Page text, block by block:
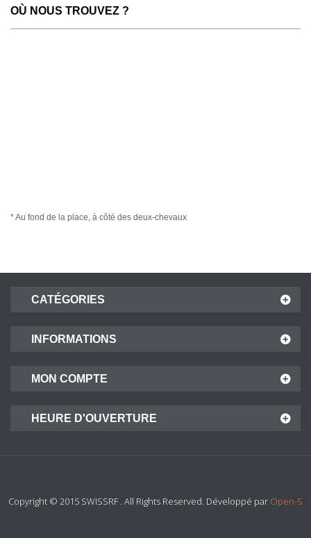
OÙ NOUS TROUVEZ ?
* Au fond de la place, à côté des deux-chevaux
CATÉGORIES
INFORMATIONS
MON COMPTE
HEURE D'OUVERTURE
Copyright © 2015 SWISSRF . All Rights Reserved. Développé par Open-S